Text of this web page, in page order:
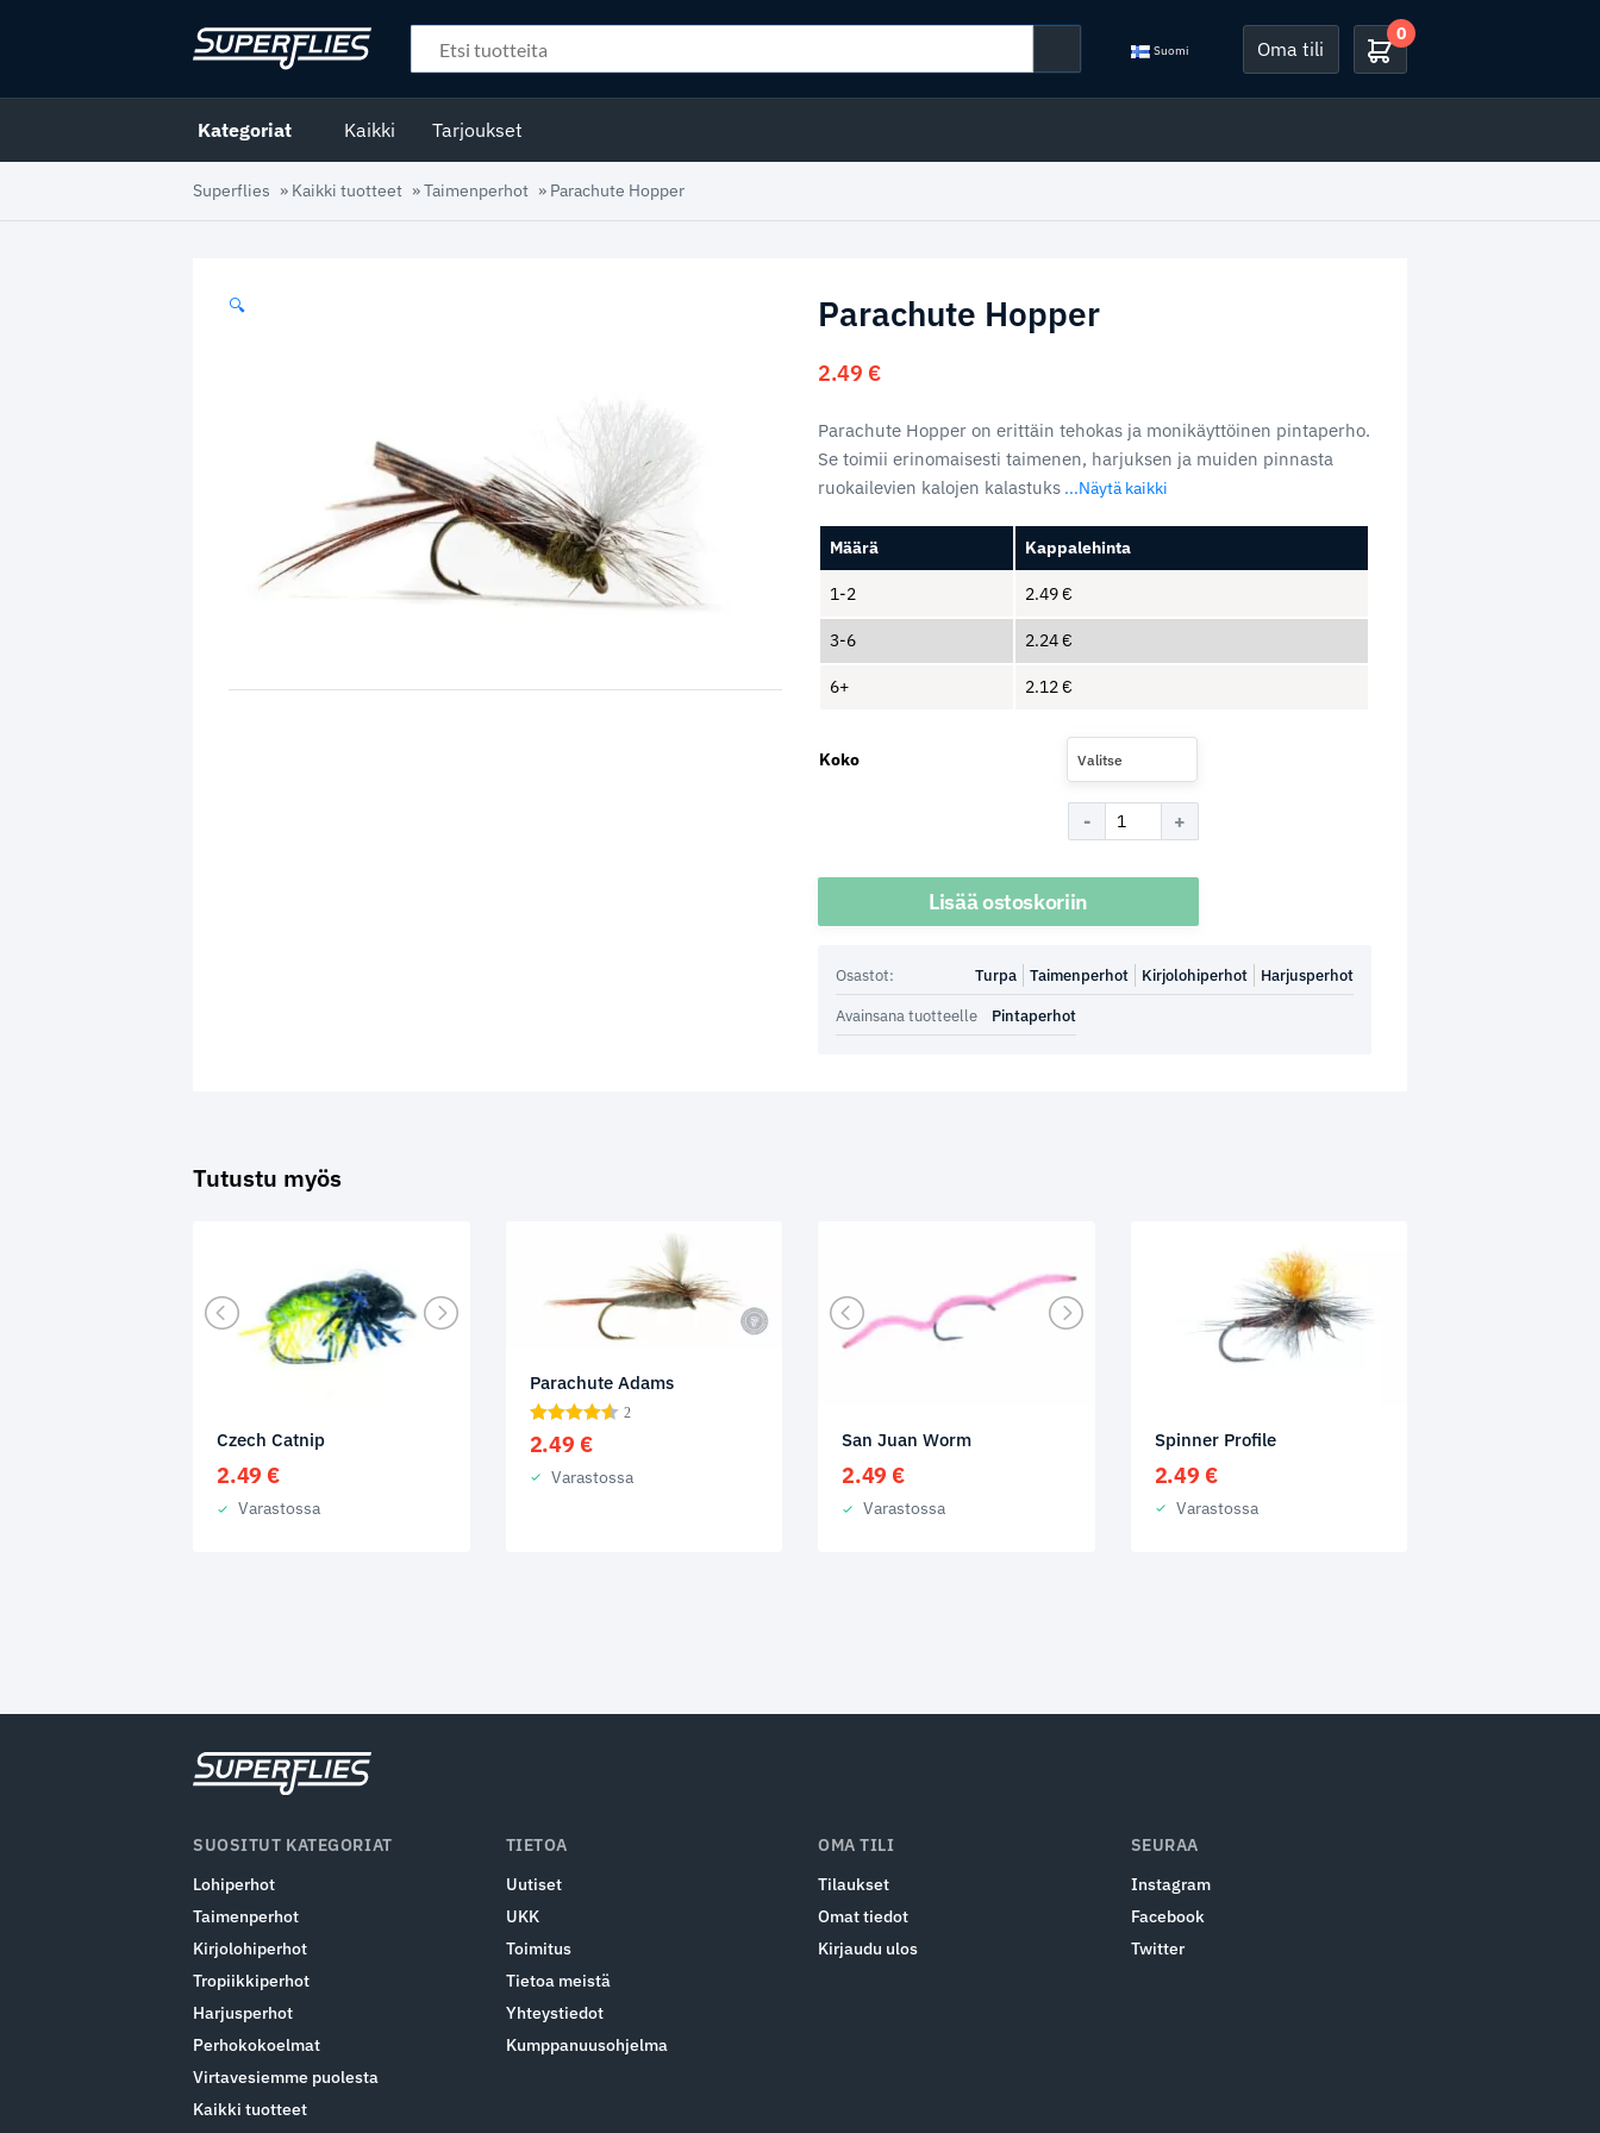
Suomi Oma tili
0
Kategoriat Kaikki Tarjoukset
Superflies » Kaikki tuotteet »Taimenperhot » Parachute Hopper
🔍 Parachute Hopper
2.49 €
Parachute Hopper on erittäin tehokas ja monikäyttöinen pintaperho.
Se toimii erinomaisesti taimenen, harjuksen ja muiden pinnasta
ruokailevien kalojen kalastuks ...Näytä kaikki
Määrä Kappalehinta
1-2 2.49€
3-6 2.24€
6+ 2.12€
Koko Valitse
Lisää ostoskoriin
Osastot: Harjusperhot
Kirjolohiperhot
Taimenperhot
Turpa
Avainsana tuotteelle
Pintaperhot
Tutustu myös
Czech Catnip
2.49 €
Varastossa
Parachute Adams
2
2.49 €
Varastossa
San Juan Worm
2.49 €
Varastossa
Spinner Profile
2.49 €
Varastossa
SUOSITUT KATEGORIAT
Lohiperhot
Taimenperhot
Kirjolohiperhot
Tropiikkiperhot
Harjusperhot
Perhokokoelmat
Virtavesiemme puolesta
Kaikki tuotteet
TIETOA
Uutiset
UKK
Toimitus
Tietoa meistä
Yhteystiedot
Kumppanuusohjelma
OMA TILI
Tilaukset
Omat tiedot
Kirjaudu ulos
SEURAA
Instagram
Facebook
Twitter